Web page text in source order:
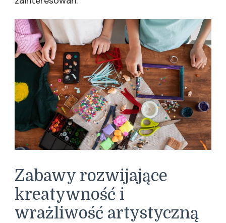
Zabawy rozwijające
kreatywność i
wrażliwość artystyczną